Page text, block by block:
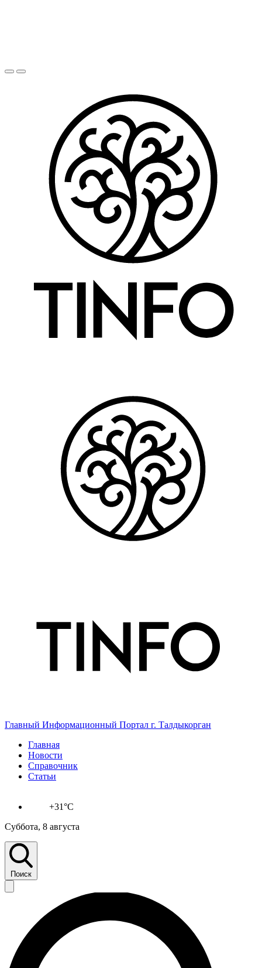
Главный Информационный Портал г. Талдыкорган
Главная
Новости
Справочник
Статьи
+31°C
Суббота, 8 августа
Поиск